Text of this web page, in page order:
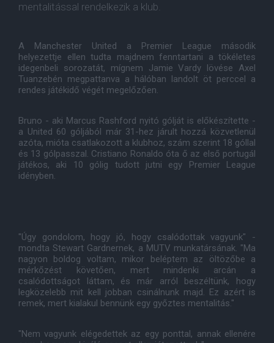
mentalitással rendelkezik a klub.
A Manchester United a Premier League második
helyezettje ellen tudta majdnem fenntartani a tökéletes
idegenbeli sorozatát, mígnem Jamie Vardy lövése Axel
Tuanzebén megpattanva a hálóban landolt öt perccel a
rendes játékidő végét megelőzően.
Bruno - aki Marcus Rashford nyitó gólját is előkészítette -
a United 60 góljából már 31-hez járult hozzá közvetlenül
azóta, mióta csatlakozott a klubhoz, szám szerint 18 góllal
és 13 gólpasszal. Cristiano Ronaldo óta ő az első portugál
játékos, aki 10 gólig tudott jutni egy Premier League
idényben.
"Úgy gondolom, hogy jó, hogy csalódottak vagyunk" -
mondta Stewart Gardnernek, a MUTV munkatársának. "Ma
nagyon boldog voltam, mikor beléptem az öltözőbe a
mérkőzést követően, mert mindenki arcán a
csalódottságot láttam, és már arról beszéltünk, hogy
legközelebb mit kell jobban csinálnunk majd. Ez azért is
remek, mert kialakul bennünk egy győztes mentalitás."
"Nem vagyunk elégedettek az egy ponttal, annak ellenére